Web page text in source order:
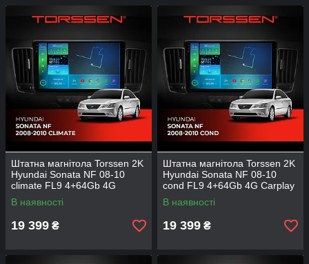
Штатна магнітола Torssen 2K
Hyundai Sonata NF 08-10
climate FL9 4+64Gb 4G
Carplay DSP
В наявності
19 399 ₴
Штатна магнітола Torssen 2K
Hyundai Sonata NF 08-10
cond FL9 4+64Gb 4G Carplay
DSP
В наявності
19 399 ₴